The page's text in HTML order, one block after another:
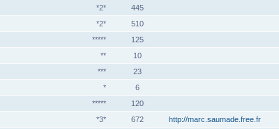
*2*
445
*2*
510
*****
125
**
10
***
23
*
6
*****
120
*3*
672 http://marc.saumade.free.fr